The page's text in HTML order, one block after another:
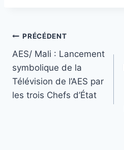
Navigation
de
l’article
PRÉCÉDENT
AES/ Mali : Lancement
symbolique de la
Télévision de l’AES par
les trois Chefs d’État